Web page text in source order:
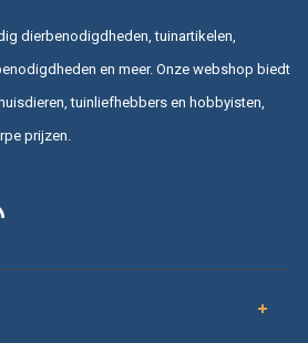
dierbenodigdheden, tuinartikelen,
en meer. Onze webshop biedt
tuinliefhebbers en hobbyisten,
prijzen.